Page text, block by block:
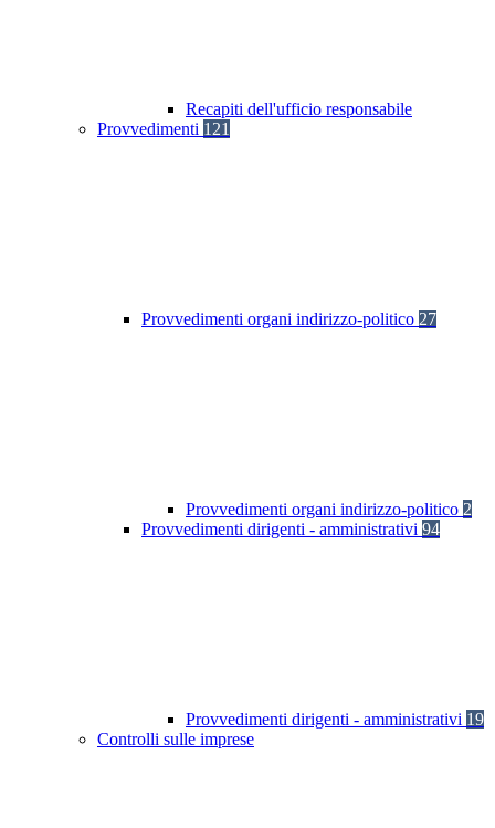
Recapiti dell'ufficio responsabile
Provvedimenti 121
Provvedimenti organi indirizzo-politico 27
Provvedimenti organi indirizzo-politico 2
Provvedimenti dirigenti - amministrativi 94
Provvedimenti dirigenti - amministrativi 19
Controlli sulle imprese